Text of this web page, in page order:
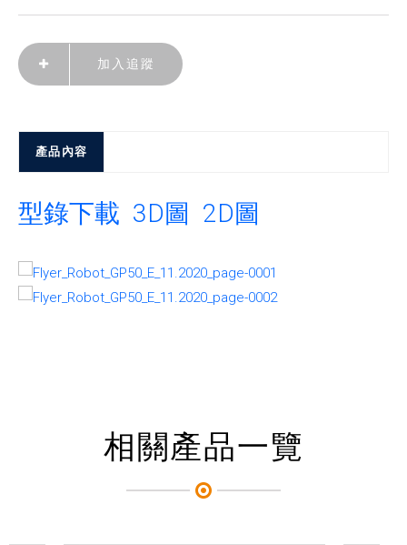
加入追蹤
產品內容
型錄下載 3D圖 2D圖
相關產品一覽